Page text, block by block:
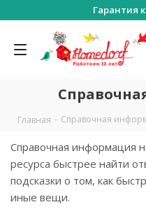
Гарантия
Главная - Справочная
Справочная информация
ресурса быстрее найти
подсказки о том, как
иные вещи.